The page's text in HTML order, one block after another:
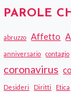
PAROLE
abruzzo Affetto
anniversario contagio
coronavirus
Desideri Diritti Etica